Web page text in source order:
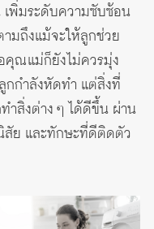
เพิ่มระดับความซับซ้อน
มถึงแม้จะให้ลูกช่วย
ณแม่ก็ยังไม่ควรมุ่ง
กำลังหัดทำ แต่สิ่งที่
ำสิ่งต่าง ๆ ได้ดีขึ้น ผ่าน
สัย และทักษะที่ดีติดตัว